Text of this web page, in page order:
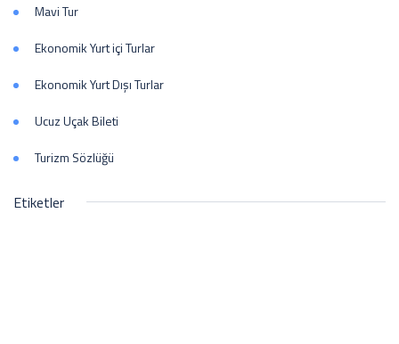
Mavi Tur
Ekonomik Yurt içi Turlar
Ekonomik Yurt Dışı Turlar
Ucuz Uçak Bileti
Turizm Sözlüğü
Etiketler